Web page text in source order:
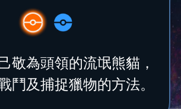
敬為頭領的流氓熊貓，
鬥及捕捉獵物的方法。